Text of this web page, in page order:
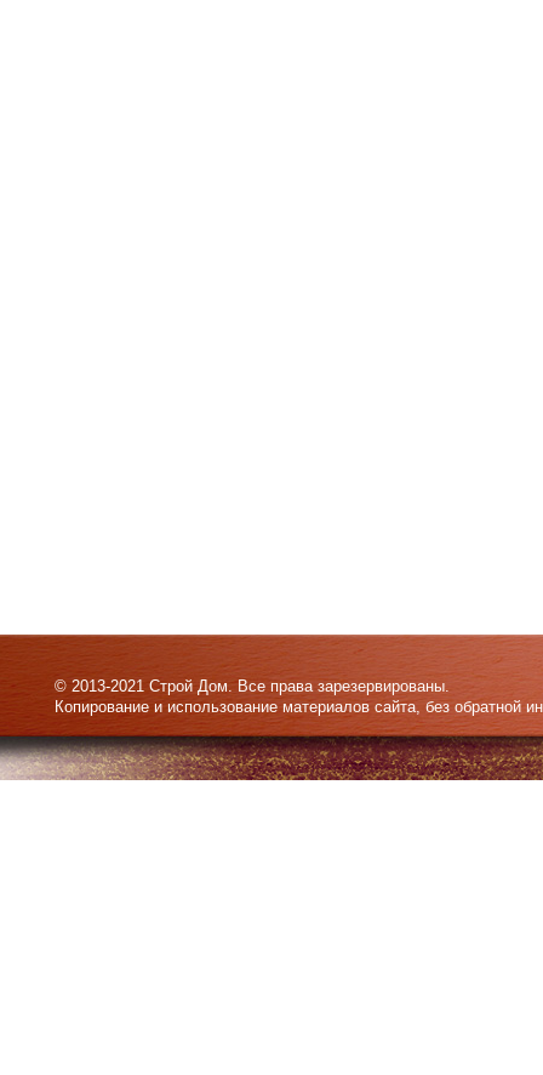
© 2013-2021 Строй Дом. Все права зарезервированы.
Копирование и использование материалов сайта, без обратной